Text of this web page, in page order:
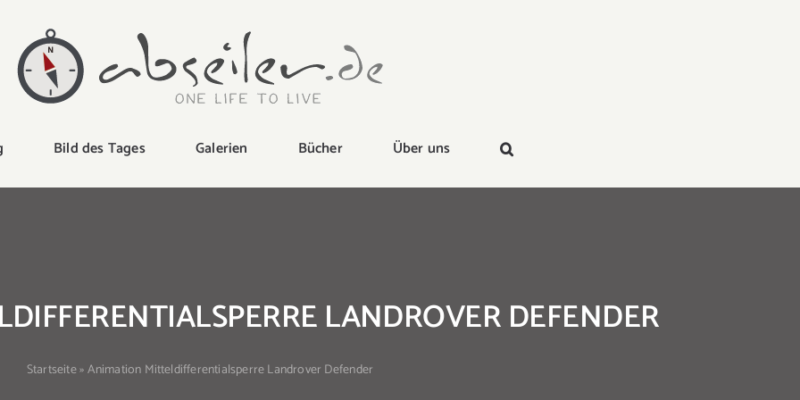
Bild des Tages Galerien Bücher Über uns
LANDROVER DEFENDER
Startseite»Animation Mitteldifferentialsperre Landrover Defender